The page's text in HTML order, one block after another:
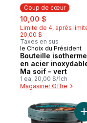
Coup de cœur
sale:
10,00 $
Limite de 4, après
20,00 $
Taxes en sus
Coup de cœur
le Choix du Président
Bouteille isotherme
en acier
Ma soif – vert
1 ea, 20,00 $/1ch
Magasiner Offre